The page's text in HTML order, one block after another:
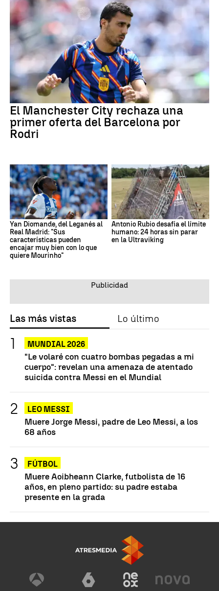
El Manchester City rechaza una
primer oferta del Barcelona por
Rodri
Yan Diomande, del Leganés al
Real Madrid: "Sus
características pueden
encajar muy bien con lo que
quiere Mourinho"
Antonio Rubio desafía el límite
humano: 24 horas sin parar
en la Ultraviking
Las más vistas Lo último
MUNDIAL 2026
"Le volaré con cuatro bombas pegadas a mi
cuerpo": revelan una amenaza de atentado
suicida contra Messi en el Mundial
LEO MESSI
Muere Jorge Messi, padre de Leo Messi, a los
68 años
FÚTBOL
Muere Aoibheann Clarke, futbolista de 16
años, en pleno partido: su padre estaba
presente en la grada